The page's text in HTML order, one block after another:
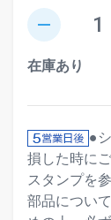
remove
在庫あり
●
損した時に
スタンプを
部品につい